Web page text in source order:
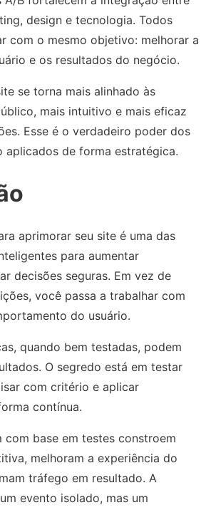
design e tecnologia. Todos
com o mesmo objetivo: melhorar a
e os resultados do negócio.
se torna mais alinhado às
mais intuitivo e mais eficaz
Esse é o verdadeiro poder dos
aplicados de forma estratégica.
aprimorar seu site é uma das
para aumentar
decisões seguras. Em vez de
você passa a trabalhar com
do usuário.
quando bem testadas, podem
O segredo está em testar
com critério e aplicar
contínua.
com base em testes constroem
melhoram a experiência do
tráfego em resultado. A
evento isolado, mas um